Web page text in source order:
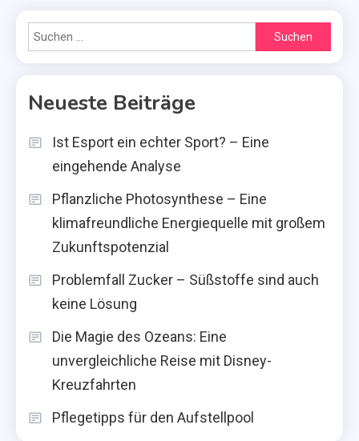
Suchen
nach:
Neueste Beiträge
Ist Esport ein echter Sport? – Eine
eingehende Analyse
Pflanzliche Photosynthese – Eine
klimafreundliche Energiequelle mit großem
Zukunftspotenzial
Problemfall Zucker – Süßstoffe sind auch
keine Lösung
Die Magie des Ozeans: Eine
unvergleichliche Reise mit Disney-
Kreuzfahrten
Pflegetipps für den Aufstellpool